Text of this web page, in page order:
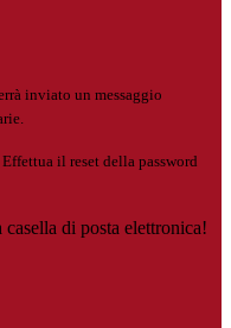
inviato un messaggio
il reset della password
di posta elettronica!